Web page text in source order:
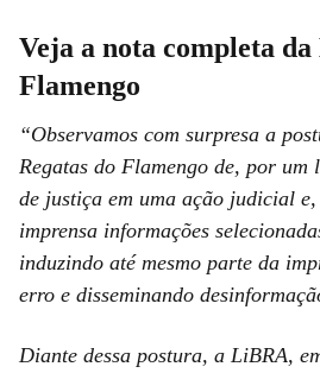
Veja a nota completa
Flamengo
“Observamos com surpresa a
Regatas do Flamengo de, por um
de justiça em uma ação judicial
imprensa informações
induzindo até mesmo parte da
erro e disseminando
Diante dessa postura, a LiBRA,